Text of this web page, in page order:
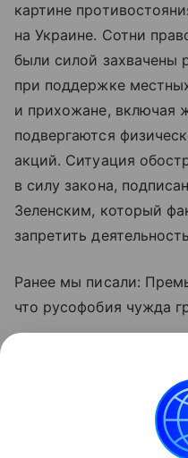
картине
на Украине. Сотни
были силой захвачены
при поддержке
и прихожане, включая
подвергаются
акций. Ситуация
в силу закона,
Зеленским, который
запретить
Ранее мы писали:
что русофобия чужда
Клинтон поставила
МК в MAX: главные